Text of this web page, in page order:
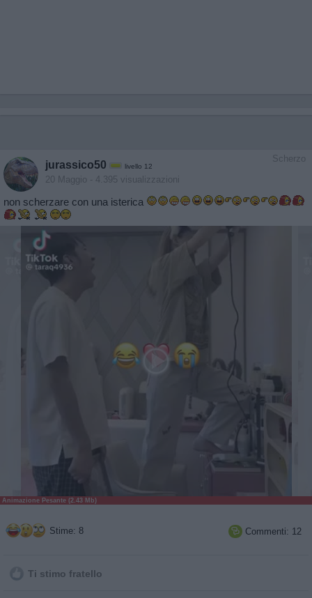
Scherzo
jurassico50 livello 12
20 Maggio - 4.395 visualizzazioni
non scherzare con una isterica
Animazione Pesante (2.43 Mb)
Stime: 8  Commenti: 12
Ti stimo fratello